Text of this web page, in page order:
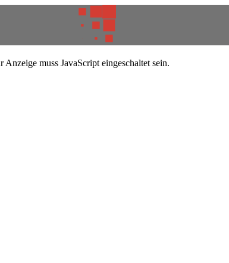
muss JavaScript eingeschaltet sein.